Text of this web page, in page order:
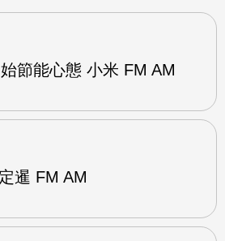
節能心態 小米 FM AM
暹 FM AM